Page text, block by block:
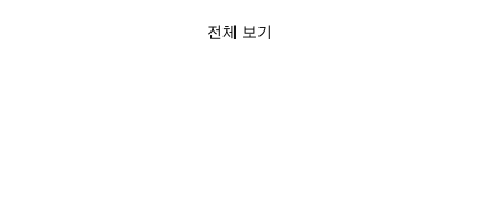
전체 보기